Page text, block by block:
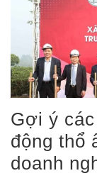
Gợi ý
động thổ
doanh